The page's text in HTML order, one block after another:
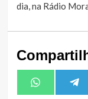
dia, na Rádio
Share
on
WhatsApp
on